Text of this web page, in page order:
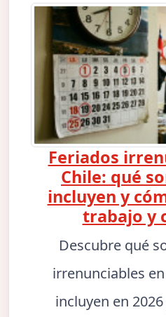
Feriados
Chile: qué
incluyen y
trabajo y
Descubre qué
irrenunciables
incluyen en